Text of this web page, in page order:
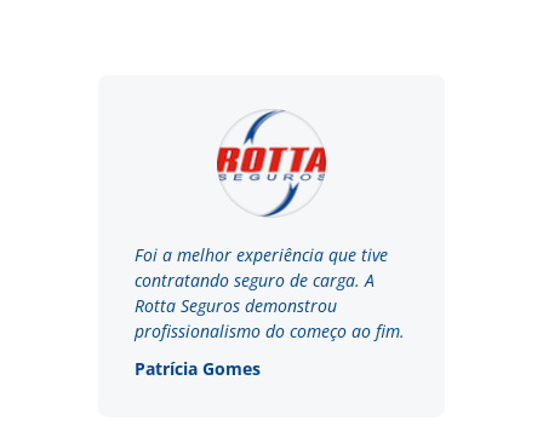
Foi a melhor experiência que tive
contratando seguro de carga. A
Rotta Seguros demonstrou
profissionalismo do começo ao fim.
Patrícia Gomes